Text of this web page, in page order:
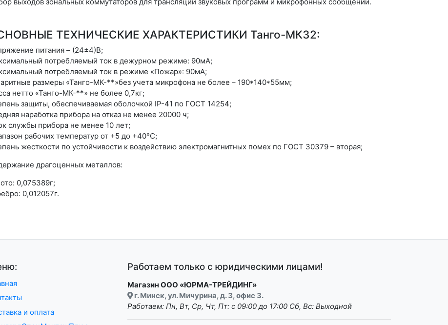
ТЕХНИЧЕСКИЕ ХАРАКТЕРИСТИКИ Танго-МК32:
питания – (24±4)В;
потребляемый ток в дежурном режиме: 90мА;
потребляемый ток в режиме «Пожар»: 90мА;
размеры «Танго-МК-**»без учета микрофона не более – 190*140*55мм;
нетто «Танго-МК-**» не более 0,7кг;
защиты, обеспечиваемая оболочкой IP-41 по ГОСТ 14254;
наработка прибора на отказ не менее 20000 ч;
службы прибора не менее 10 лет;
рабочих температур от +5 до +40°С;
жесткости по устойчивости к воздействию электромагнитных помех по ГОСТ 30379 – вторая;
драгоценных металлов:
0,075389г;
0,012057г.
и оплата
Работаем только с юридическими лицами!
Магазин ООО «ЮРМА-ТРЕЙДИНГ»
г. Минск, ул. Мичурина, д. 3, офис 3.
Работаем: Пн, Вт, Ср, Чт, Пт: с 09:00 до 17:00 Сб, Вс: Выходной